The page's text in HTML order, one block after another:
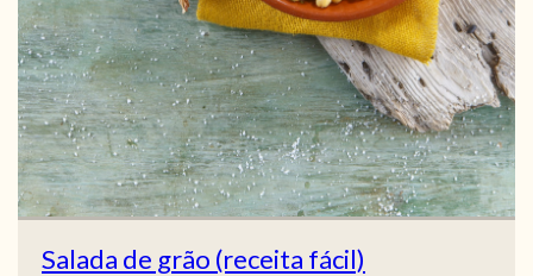
Salada de grão (receita fácil)